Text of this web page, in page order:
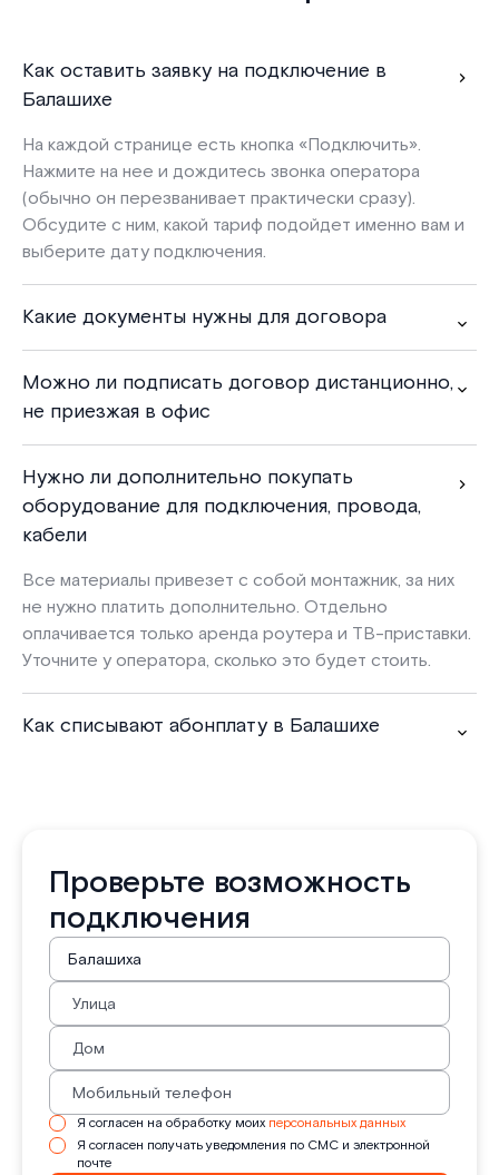
Как оставить заявку на подключение в
Балашихе
На каждой странице есть кнопка «Подключить».
Нажмите на нее и дождитесь звонка оператора
(обычно он перезванивает практически сразу).
Обсудите с ним, какой тариф подойдет именно вам и
выберите дату подключения.
Какие документы нужны для договора
Можно ли подписать договор дистанционно,
не приезжая в офис
Нужно ли дополнительно покупать
оборудование для подключения, провода,
кабели
Все материалы привезет с собой монтажник, за них
не нужно платить дополнительно. Отдельно
оплачивается только аренда роутера и ТВ-приставки.
Уточните у оператора, сколько это будет стоить.
Как списывают абонплату в Балашихе
Проверьте возможность
подключения
Я согласен на обработку моих персональных данных
Я согласен получать уведомления по СМС и электронной
почте